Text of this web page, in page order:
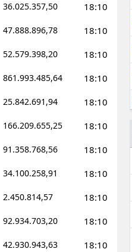
36.025.357,50 18:10
47.888.896,78 18:10
52.579.398,20 18:10
861.993.485,64 18:10
25.842.691,94 18:10
166.209.655,25 18:10
91.358.768,56 18:10
34.100.258,91 18:10
2.450.814,57 18:10
92.934.703,20 18:10
42.930.943,63 18:10